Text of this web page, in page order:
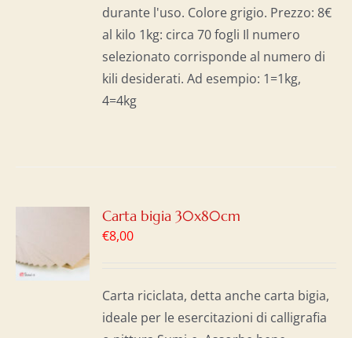
durante l'uso. Colore grigio. Prezzo: 8€
al kilo 1kg: circa 70 fogli Il numero
selezionato corrisponde al numero di
kili desiderati. Ad esempio: 1=1kg,
4=4kg
Carta bigia 30x80cm
€8,00
Carta riciclata, detta anche carta bigia,
ideale per le esercitazioni di calligrafia